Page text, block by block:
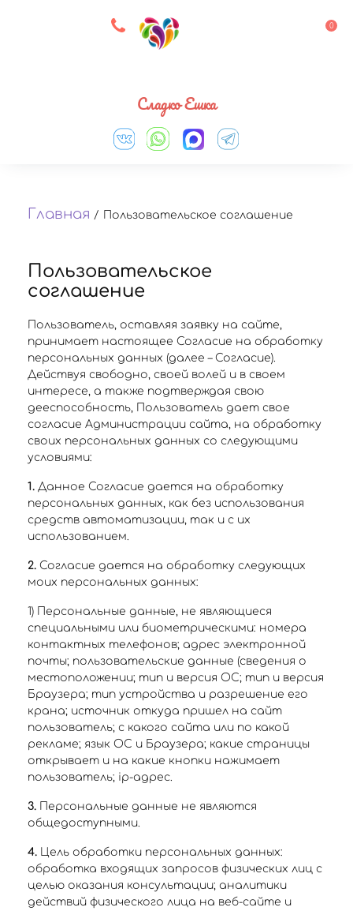
8 927 083 33 05 0
Сладко Ешка
Главная / Пользовательское соглашение
Пользовательское
соглашение
Пользователь, оставляя заявку на сайте,
принимает настоящее Согласие на обработку
персональных данных (далее – Согласие).
Действуя свободно, своей волей и в своем
интересе, а также подтверждая свою
дееспособность, Пользователь дает свое
согласие Администрации сайта, на обработку
своих персональных данных со следующими
условиями:
1. Данное Согласие дается на обработку
персональных данных, как без использования
средств автоматизации, так и с их
использованием.
2. Согласие дается на обработку следующих
моих персональных данных:
1) Персональные данные, не являющиеся
специальными или биометрическими: номера
контактных телефонов; адрес электронной
почты; пользовательские данные (сведения о
местоположении; тип и версия ОС; тип и версия
Браузера; тип устройства и разрешение его
крана; источник откуда пришел на сайт
пользователь; с какого сайта или по какой
рекламе; язык ОС и Браузера; какие страницы
открывает и на какие кнопки нажимает
пользователь; ip-адрес.
3. Персональные данные не являются
общедоступными.
4. Цель обработки персональных данных:
обработка входящих запросов физических лиц с
целью оказания консультации; аналитики
действий физического лица на веб-сайте и